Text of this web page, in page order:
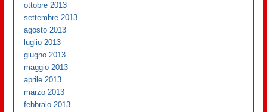
ottobre 2013
settembre 2013
agosto 2013
luglio 2013
giugno 2013
maggio 2013
aprile 2013
marzo 2013
febbraio 2013